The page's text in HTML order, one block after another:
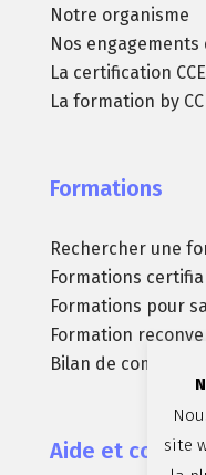
Notre organisme
Nos engagements
La certification CCE
La formation by
Formations
Rechercher une
Formations
Formations pour
Formation
Bilan de
Aide et contact
site